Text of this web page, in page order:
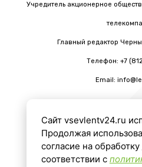
Учредитель акционерное
Главный редактор
Телефон: +7
Email:
Сайт vsevlentv24.ru
Продолжая
согласие на
соответствии с